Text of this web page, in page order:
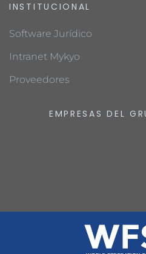
INSTITUCIONAL
Software Jurídico
Intranet Mykyo
Proveedores
EMPRESAS DEL